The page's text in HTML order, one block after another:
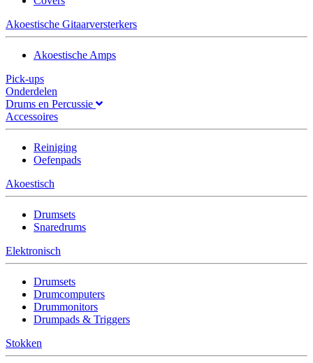
Akoestische Gitaarversterkers
Akoestische Amps
Pick-ups
Onderdelen
Drums en Percussie
Accessoires
Reiniging
Oefenpads
Akoestisch
Drumsets
Snaredrums
Elektronisch
Drumsets
Drumcomputers
Drummonitors
Drumpads & Triggers
Stokken